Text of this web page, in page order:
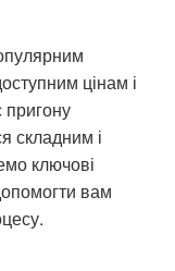
цінам і
пригону
складним і
ключові
вам